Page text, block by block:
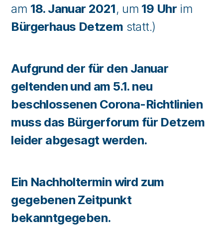
am 18. Januar 2021, um 19 Uhr im
Bürgerhaus Detzem statt.)
Aufgrund der für den Januar
geltenden und am 5.1. neu
beschlossenen Corona-Richtlinien
muss das Bürgerforum für Detzem
leider abgesagt werden.
Ein Nachholtermin wird zum
gegebenen Zeitpunkt
bekanntgegeben.